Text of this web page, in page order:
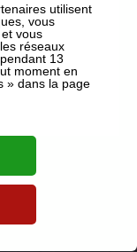
utilisent
vous
vous
réseaux
13
moment en
» dans la page